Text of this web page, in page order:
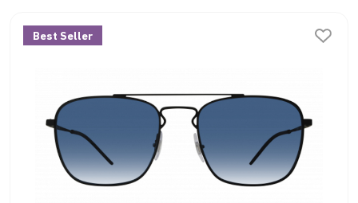
Best Seller